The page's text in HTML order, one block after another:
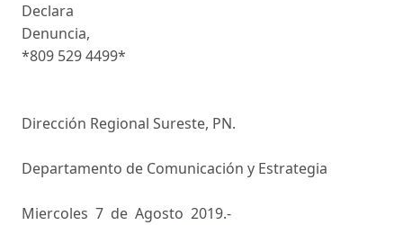
Declara
Denuncia,
*809 529 4499*
Dirección Regional Sureste, PN.
Departamento de Comunicación y Estrategia
Miercoles 7 de Agosto 2019.-